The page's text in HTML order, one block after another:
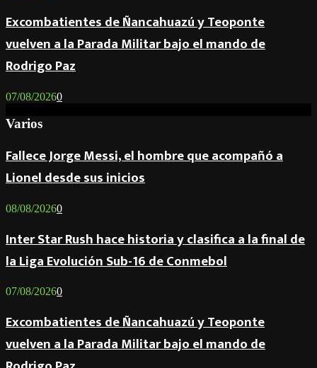
Excombatientes de Ñancahuazú y Teoponte
vuelven a la Parada Militar bajo el mando de
Rodrigo Paz
07/08/20260
Varios
Fallece Jorge Messi, el hombre que acompañó a
Lionel desde sus inicios
08/08/20260
Inter Star Rush hace historia y clasifica a la final de
la Liga Evolución Sub-16 de Conmebol
07/08/20260
Excombatientes de Ñancahuazú y Teoponte
vuelven a la Parada Militar bajo el mando de